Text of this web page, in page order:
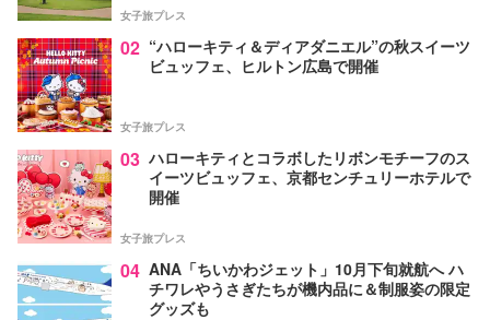
女子旅プレス
02 “ハローキティ＆ディアダニエル”の秋スイーツ
ビュッフェ、ヒルトン広島で開催
女子旅プレス
03 ハローキティとコラボしたリボンモチーフのス
イーツビュッフェ、京都センチュリーホテルで
開催
女子旅プレス
04 ANA「ちいかわジェット」10月下旬就航へ ハ
チワレやうさぎたちが機内品に＆制服姿の限定
グッズも